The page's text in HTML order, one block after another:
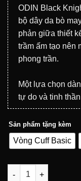
ODIN Black
bộ dây da bò
phản giữa thiết
trầm ấm tạo nên
phong trần.
Một lựa chọn
tự do và tinh
Sản phẩm tặng kèm
Vòng Cuff Basic
Đồng hồ ODIN